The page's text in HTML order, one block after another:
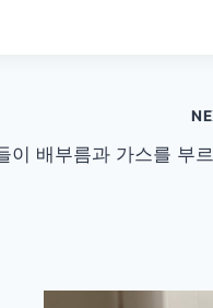
이 배부름과 가스를 부